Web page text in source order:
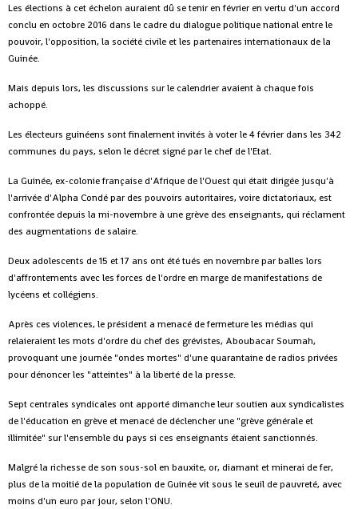
Les élections à cet échelon auraient dû se tenir en février en vertu d'un accord
conclu en octobre 2016 dans le cadre du dialogue politique national entre le
pouvoir, l'opposition, la société civile et les partenaires internationaux de la
Guinée.
Mais depuis lors, les discussions sur le calendrier avaient à chaque fois
achoppé.
Les électeurs guinéens sont finalement invités à voter le 4 février dans les 342
communes du pays, selon le décret signé par le chef de l'Etat.
La Guinée, ex-colonie française d'Afrique de l'Ouest qui était dirigée jusqu'à
l'arrivée d'Alpha Condé par des pouvoirs autoritaires, voire dictatoriaux, est
confrontée depuis la mi-novembre à une grève des enseignants, qui réclament
des augmentations de salaire.
Deux adolescents de 15 et 17 ans ont été tués en novembre par balles lors
d'affrontements avec les forces de l'ordre en marge de manifestations de
lycéens et collégiens.
Après ces violences, le président a menacé de fermeture les médias qui
relaieraient les mots d'ordre du chef des grévistes, Aboubacar Soumah,
provoquant une journée "ondes mortes" d'une quarantaine de radios privées
pour dénoncer les "atteintes" à la liberté de la presse.
Sept centrales syndicales ont apporté dimanche leur soutien aux syndicalistes
de l'éducation en grève et menacé de déclencher une "grève générale et
illimitée" sur l'ensemble du pays si ces enseignants étaient sanctionnés.
Malgré la richesse de son sous-sol en bauxite, or, diamant et minerai de fer,
plus de la moitié de la population de Guinée vit sous le seuil de pauvreté, avec
moins d'un euro par jour, selon l'ONU.